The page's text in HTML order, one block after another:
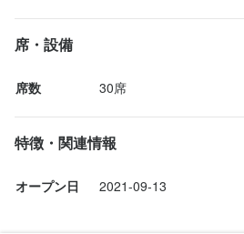
席・設備
席数 30席
特徴・関連情報
オープン日 2021-09-13
・美味しいナポリピッツァで人を喜ばせ
・好奇心を持って仕事に取り組める方
・誠実に仕事に取り組める方
・我々と同じ夢に向かっていける方
必須スキル・経験
コミュニケーション能力
歓迎スキル・経験
求める人物像
調理師免許
求める人物像
・好奇心を持って仕事に取り組める方
・誠実に仕事に取り組める方
・我々と同じ夢に向かっていける方
お店の採用担当者からのメッセ
少しでも興味をお持ちでしたら、ぜひ